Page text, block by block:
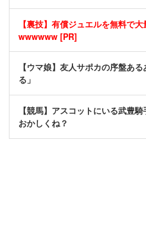
【裏技】有償ジュエルを無料で
wwwwww [PR]
【ウマ娘】友人サポカの序盤あ
る」
【競馬】アスコットにいる武豊
おかしくね？